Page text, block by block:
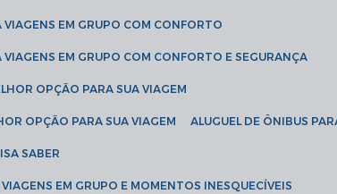
VIAGENS EM GRUPO COM CONFORTO
VIAGENS EM GRUPO COM CONFORTO E SEGURANÇA
OPÇÃO PARA SUA VIAGEM
OPÇÃO PARA SUA VIAGEM ALUGUEL DE ÔNIBUS
SABER
EM GRUPO E MOMENTOS INESQUECÍVEIS